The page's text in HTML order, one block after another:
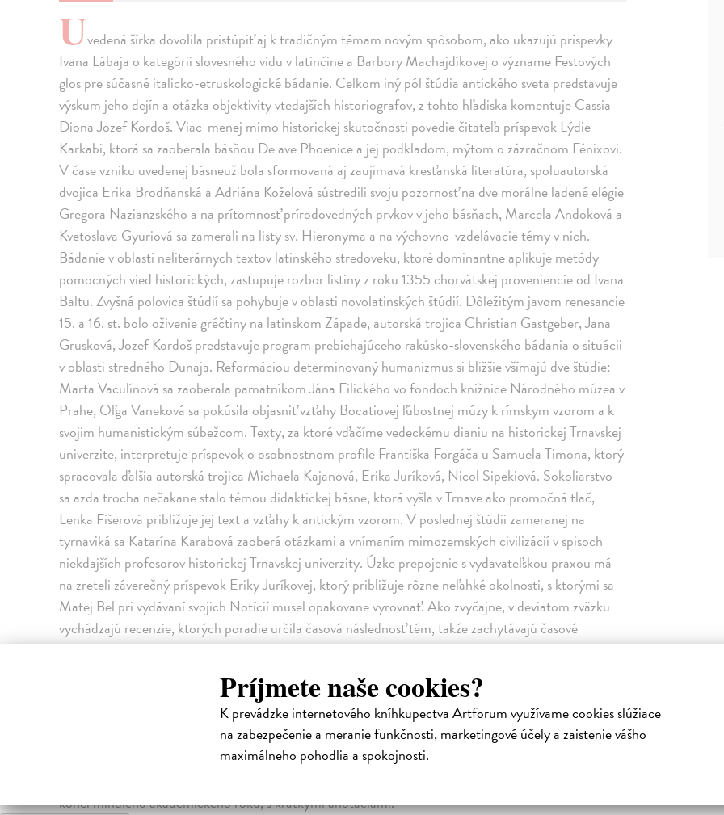
Príjmete naše cookies?
K prevádzke internetového kníhkupectva Artforum využívame cookies slúžiace
na zabezpečenie a meranie funkčnosti, marketingové účely a zaistenie vášho
maximálneho pohodlia a spokojnosti.
Uvedená šírka dovolila pristúpiť aj k tradičným témam novým spôsobom, ako ukazujú príspevky
Ivana Lábaja o kategórii slovesného vidu v latinčine a Barbory Machajdíkovej o význame Festových
glos pre súčasné italicko-etruskologické bádanie. Celkom iný pól štúdia antického sveta predstavuje
výskum jeho dejín a otázka objektivity vtedajších historiografov, z tohto hľadiska komentuje Cassia
Diona Jozef Kordoš. Viac-menej mimo historickej skutočnosti povedie čitateľa príspevok Lýdie
Karkabi, ktorá sa zaoberala básňou De ave Phoenice a jej podkladom, mýtom o zázračnom Fénixovi.
V čase vzniku uvedenej básneuž bola sformovaná aj zaujímavá kresťanská literatúra, spoluautorská
dvojica Erika Brodňanská a Adriána Koželová sústredili svoju pozornosť na dve morálne ladené elégie
Gregora Nazianzského a na prítomnosť prírodovedných prvkov v jeho básňach, Marcela Andoková a
Kvetoslava Gyuriová sa zamerali na listy sv. Hieronyma a na výchovno-vzdelávacie témy v nich.
Bádanie v oblasti neliterárnych textov latinského stredoveku, ktoré dominantne aplikuje metódy
pomocných vied historických, zastupuje rozbor listiny z roku 1355 chorvátskej proveniencie od Ivana
Baltu. Zvyšná polovica štúdií sa pohybuje v oblasti novolatinských štúdií. Dôležitým javom renesancie
15. a 16. st. bolo oživenie gréčtiny na latinskom Západe, autorská trojica Christian Gastgeber, Jana
Grusková, Jozef Kordoš predstavuje program prebiehajúceho rakúsko-slovenského bádania o situácii
v oblasti stredného Dunaja. Reformáciou determinovaný humanizmus si bližšie všímajú dve štúdie:
Marta Vaculínová sa zaoberala pamätníkom Jána Filického vo fondoch knižnice Národného múzea v
Prahe, Oľga Vaneková sa pokúsila objasniť vzťahy Bocatiovej ľúbostnej múzy k rímskym vzorom a k
svojim humanistickým súbežcom. Texty, za ktoré vďačíme vedeckému dianiu na historickej Trnavskej
univerzite, interpretuje príspevok o osobnostnom profile Františka Forgáča u Samuela Timona, ktorý
spracovala ďalšia autorská trojica Michaela Kajanová, Erika Juríková, Nicol Sipekiová. Sokoliarstvo
sa azda trocha nečakane stalo témou didaktickej básne, ktorá vyšla v Trnave ako promočná tlač,
Lenka Fišerová približuje jej text a vzťahy k antickým vzorom. V poslednej štúdii zameranej na
tyrnaviká sa Katarína Karabová zaoberá otázkami a vnímaním mimozemských civilizácií v spisoch
niekdajších profesorov historickej Trnavskej univerzity. Úzke prepojenie s vydavateľskou praxou má
na zreteli záverečný príspevok Eriky Juríkovej, ktorý približuje rôzne neľahké okolnosti, s ktorými sa
Matej Bel pri vydávaní svojich Notícií musel opakovane vyrovnať. Ako zvyčajne, v deviatom zväzku
vychádzajú recenzie, ktorých poradie určila časová následnosť tém, takže zachytávajú časové
rozpätie od Homéra cez latinskú spisbu neskorej antiky a stredoveku až po recepciu grécko-rímskej
Okála, ktorého storočnicu si práve pripomíname. Tretiu časť zväzku tvoria správy z vedeckého života.
Majú jednak personálny kontext, jednak predstavujú priebeh a výsledky vedeckého bádania.
Riešených, resp. navrhovaných grantových úloh sa týkajú správy Eriky Juríkovej a Ľudmily
Buzássyovej, ktorá upozorňuje na konferenciu pripravovanú na marec 2014 k 100. výročiu
konci minulého akademického roku, s krátkymi anotáciami.